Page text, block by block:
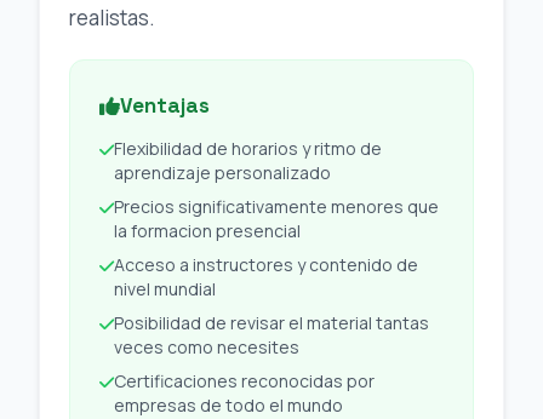
realistas.
Ventajas
Flexibilidad de horarios y ritmo de
aprendizaje personalizado
Precios significativamente menores que
la formacion presencial
Acceso a instructores y contenido de
nivel mundial
Posibilidad de revisar el material tantas
veces como necesites
Certificaciones reconocidas por
empresas de todo el mundo